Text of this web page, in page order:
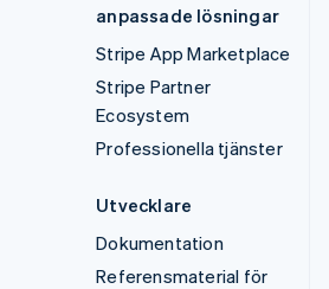
anpassade lösningar
Stripe App Marketplace
Stripe Partner
Ecosystem
Professionella tjänster
Utvecklare
Dokumentation
Referensmaterial för